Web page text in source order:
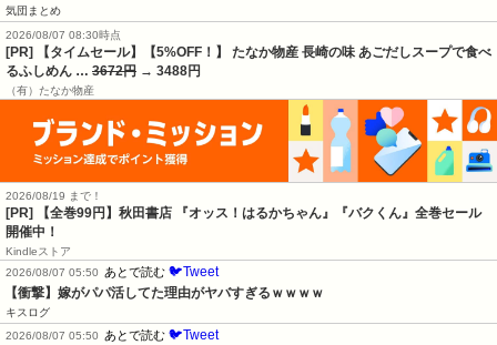
気団まとめ
2026/08/07 08:30時点
[PR] 【タイムセール】【5%OFF！】 たなか物産 長崎の味 あごだしスープで食べ
るふしめん … 3672円 → 3488円
（有）たなか物産
2026/08/19 まで！
[PR]
【全巻99円】秋田書店 『オッス！はるかちゃん』『バクくん』全巻セール
開催中！
Kindleストア
2026/08/07 05:50
あとで読む 🐦Tweet
【衝撃】嫁がパパ活してた理由がヤバすぎるｗｗｗｗ
キスログ
2026/08/07 05:50
あとで読む 🐦Tweet